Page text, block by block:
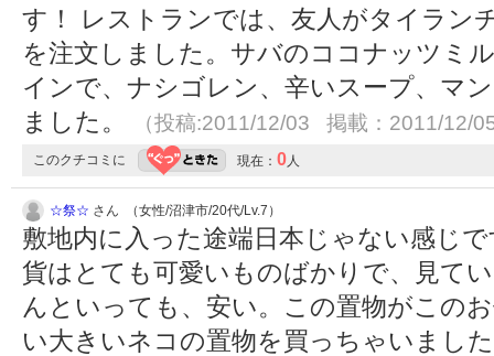
す！ レストランでは、友人がタイラン
を注文しました。サバのココナッツミ
インで、ナシゴレン、辛いスープ、マ
ました。
（投稿:2011/12/03 掲載：2011/12/
このクチコミに 現在： 0人
☆祭☆ さん （女性/沼津市/20代/Lv.7）
敷地内に入った途端日本じゃない感じ
貨はとても可愛いものばかりで、見て
んといっても、安い。この置物がこの
い大きいネコの置物を買っちゃいまし